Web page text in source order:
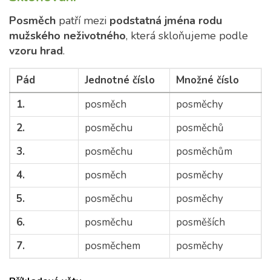
Posměch patří mezi podstatná jména rodu
mužského neživotného, která skloňujeme podle
vzoru hrad.
Pád Jednotné číslo
Množné číslo
1.
posměch
posměchy
2.
posměchu
posměchů
3.
posměchu
posměchům
4.
posměch
posměchy
5.
posměchu
posměchy
6.
posměchu
posměších
7.
posměchem posměchy